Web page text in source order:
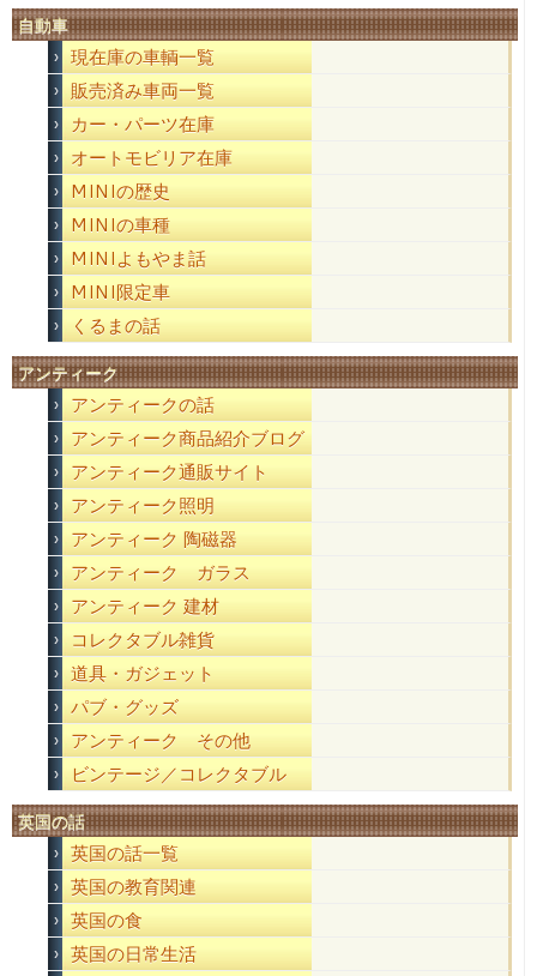
自動車
現在庫の車輌一覧
販売済み車両一覧
カー・パーツ在庫
オートモビリア在庫
MINIの歴史
MINIの車種
MINIよもやま話
MINI限定車
くるまの話
アンティーク
アンティークの話
アンティーク商品紹介ブログ
アンティーク通販サイト
アンティーク照明
アンティーク 陶磁器
アンティーク ガラス
アンティーク 建材
コレクタブル雑貨
道具・ガジェット
パブ・グッズ
アンティーク その他
ビンテージ／コレクタブル
英国の話
英国の話一覧
英国の教育関連
英国の食
英国の日常生活